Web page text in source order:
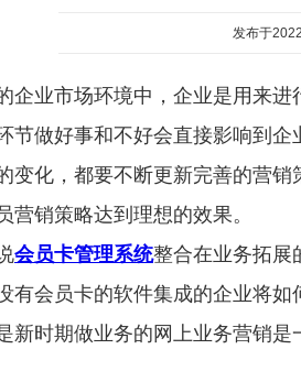
发布于
企业市场环境中，企业是用来进
节做好事和不好会直接影响到
变化，都要不断更新完善的营
营销策略达到理想的效果。
会员卡管理系统整合在业务拓展
有会员卡的软件集成的企业将
新时期做业务的网上业务营销是